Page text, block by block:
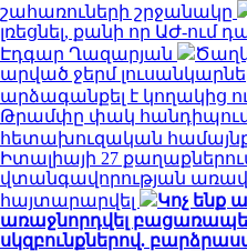
շահառուների շրջանակը
լռեցնել, քանի որ ԱԺ-ում
Էդգար Ղազարյան
արված ջերմ
արձագանքել է կողակից
Թրամփը փակ հանդիպում
հետախուզական
Իտալիայի 27
վտանգավորության
հայտարարվել
Կոչ ենք
առաջնորդվել
սկզբունքներով.